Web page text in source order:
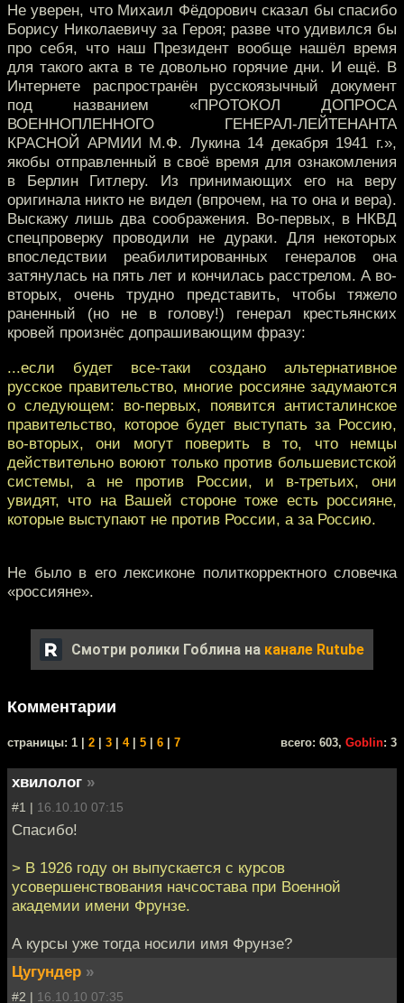
Не уверен, что Михаил Фёдорович сказал бы спасибо
Борису Николаевичу за Героя; разве что удивился бы
про себя, что наш Президент вообще нашёл время
для такого акта в те довольно горячие дни. И ещё. В
Интернете распространён русскоязычный документ
под названием «ПРОТОКОЛ ДОПРОСА
ВОЕННОПЛЕННОГО ГЕНЕРАЛ-ЛЕЙТЕНАНТА
КРАСНОЙ АРМИИ М.Ф. Лукина 14 декабря 1941 г.»,
якобы отправленный в своё время для ознакомления
в Берлин Гитлеру. Из принимающих его на веру
оригинала никто не видел (впрочем, на то она и вера).
Выскажу лишь два соображения. Во-первых, в НКВД
спецпроверку проводили не дураки. Для некоторых
впоследствии реабилитированных генералов она
затянулась на пять лет и кончилась расстрелом. А во-
вторых, очень трудно представить, чтобы тяжело
раненный (но не в голову!) генерал крестьянских
кровей произнёс допрашивающим фразу:
...если будет все-таки создано альтернативное
русское правительство, многие россияне задумаются
о следующем: во-первых, появится антисталинское
правительство, которое будет выступать за Россию,
во-вторых, они могут поверить в то, что немцы
действительно воюют только против большевистской
системы, а не против России, и в-третьих, они
увидят, что на Вашей стороне тоже есть россияне,
которые выступают не против России, а за Россию.
Не было в его лексиконе политкорректного словечка
«россияне».
Смотри ролики Гоблина на канале Rutube
Комментарии
cтраницы: 1 | 2 3 4| 5 6 7 всего: 603, Goblin: 3
хвилолог »
#1 | 16.10.10 07:15
Спасибо!
> В 1926 году он выпускается с курсов
усовершенствования начсостава при Военной
академии имени Фрунзе.
А курсы уже тогда носили имя Фрунзе?
Цугундер »
#2 | 16.10.10 07:35